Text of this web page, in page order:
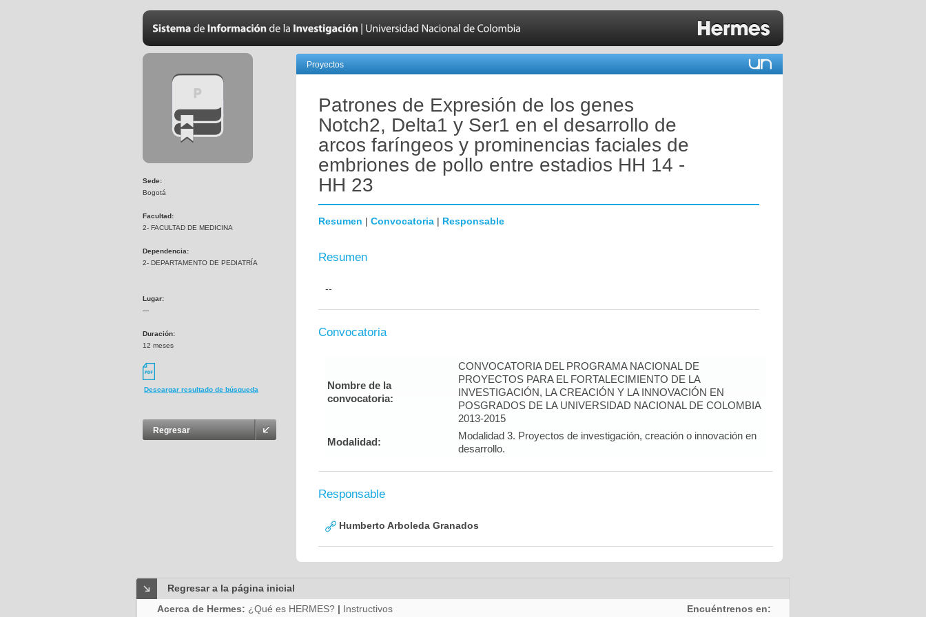
Sede:
Bogotá
Facultad:
2- FACULTAD DE MEDICINA
Dependencia:
2- DEPARTAMENTO DE PEDIATRÍA
Lugar:
---
Duración:
12 meses
Descargar resultado de búsqueda
Regresar
Proyectos
Patrones de Expresión de los genes
Notch2, Delta1 y Ser1 en el desarrollo de
arcos faríngeos y prominencias faciales de
embriones de pollo entre estadios HH 14 -
HH 23
Resumen | Convocatoria | Responsable
Resumen
--
Convocatoria
Nombre de la
convocatoria:
CONVOCATORIA DEL PROGRAMA NACIONAL DE
PROYECTOS PARA EL FORTALECIMIENTO DE LA
INVESTIGACIÓN, LA CREACIÓN Y LA INNOVACIÓN EN
POSGRADOS DE LA UNIVERSIDAD NACIONAL DE COLOMBIA
2013-2015
Modalidad:
Modalidad 3. Proyectos de investigación, creación o innovación en
desarrollo.
Responsable
Humberto Arboleda Granados
Regresar a la página inicial
Acerca de Hermes: ¿Qué es HERMES? | Instructivos Encuéntrenos en: